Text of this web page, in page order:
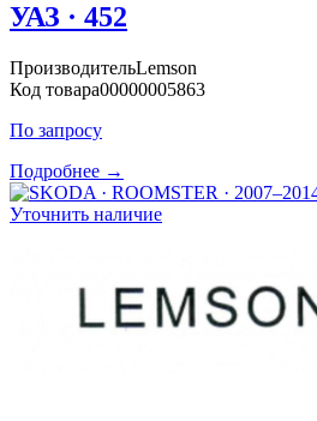
УАЗ · 452
ПроизводительLemson
Код товара00000005863
По запросу
Подробнее →
Уточнить наличие